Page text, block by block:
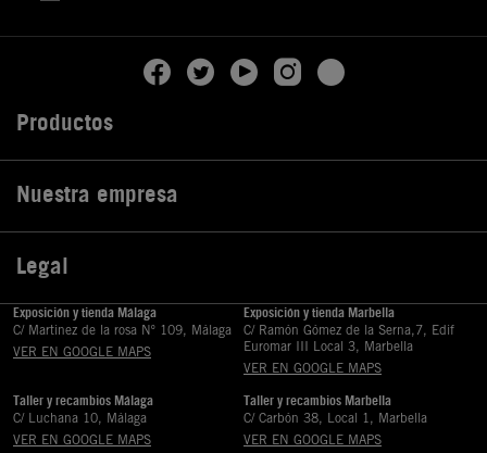
Productos
Nuestra empresa
Legal
Exposición y tienda Málaga
C/ Martinez de la rosa Nº 109, Málaga
VER EN GOOGLE MAPS
Exposición y tienda Marbella
C/ Ramón Gómez de la Serna,7, Edif
Euromar III Local 3, Marbella
VER EN GOOGLE MAPS
Taller y recambios Málaga
C/ Luchana 10, Málaga
VER EN GOOGLE MAPS
Taller y recambios Marbella
C/ Carbón 38, Local 1, Marbella
VER EN GOOGLE MAPS